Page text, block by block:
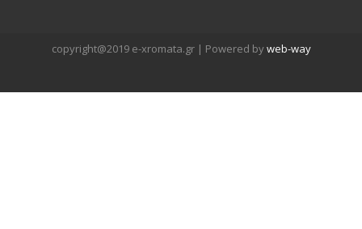
copyright@2019 e-xromata.gr | Powered byweb-way